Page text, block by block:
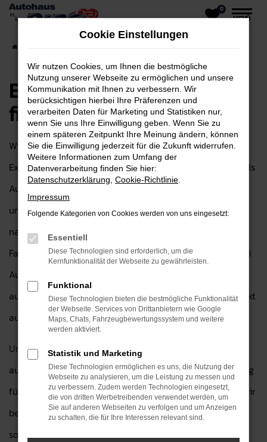
Zum
springen
0
MENÜ
Baic kaufen, leasen,
finanzieren
Willkommen bei Autohaus H&H Dietz GmbH, Ihrem
Experten für Baic. Seit über 30 Jahren bieten wir Ihnen als
Autohaus eine breite Palette an Fahrzeugen und
umfassendenServiceleistungenan. Ob Sie auf der Suche
nach einem praktischen Stadtflitzer, einem komfortablen
Familienauto oder einem leistungsstarken SUV sind – bei
Autohaus H&H Dietz GmbH können Sie Baic kaufen und
aus einer großen Auswahl an Modellen wählen, die perfekt
auf Ihre Bedürfnisse abgestimmt sind.
Unser erfahrenes Teamsteht Ihnen mit einer
ausführlichen Beratung zur Seite, um das ideale Fahrzeug
für Sie zu finden. Wenn Sie Baic kaufen möchten, legen wir
besonderen Wert auf Ihre individuellen Wünsche und
sorgen dafür, dass Sie mit Ihrer Entscheidung rundum
Cookie Einstellungen
Wir nutzen Cookies, um Ihnen die bestmögliche
Nutzung unserer Webseite zu ermöglichen und unsere
Kommunikation mit Ihnen zu verbessern. Wir
berücksichtigen hierbei Ihre Präferenzen und
verarbeiten Daten für Marketing und Statistiken nur,
wenn Sie uns Ihre Einwilligung geben. Wenn Sie zu
einem späteren Zeitpunkt Ihre Meinung ändern, können
Sie die Einwilligung jederzeit für die Zukunft widerrufen.
Weitere Informationen zum Umfang der
Datenverarbeitung finden Sie hier:
Datenschutzerklärung Cookie-Richtlinie
Impressum
Folgende Kategorien von Cookies werden von uns eingesetzt:
Essentiell
Diese Technologien sind erforderlich, um die
Kernfunktionalität der Webseite zu gewährleisten.
Funktional
Diese Technologien bieten die bestmögliche Funktionalität
der Webseite. Services von Drittanbietern wie Google
Maps, Chats, Fahrzeugbewertungssystem und weitere
werden aktiviert.
Statistik und Marketing
Diese Technologien ermöglichen es uns, die Nutzung der
Webseite zu analysieren, um die Leistung zu messen und
zu verbessern. Zudem werden Technologien eingesetzt,
die von dritten Werbetreibenden verwendet werden, um
Sie auf anderen Webseiten zu verfolgen und um Anzeigen
zu schalten, die für Ihre Interessen relevant sind.